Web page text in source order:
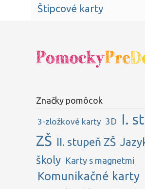
Štipcové karty
Značky pomôcok
3-zložkové karty 3D
I.
ZŠ II. stupeň ZŠ
školy Karty s magnetmi
Komunikačné karty